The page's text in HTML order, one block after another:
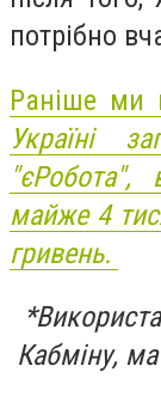
потрібно
Раніше ми
Україні
майже 4
гривень.
Кабміну,